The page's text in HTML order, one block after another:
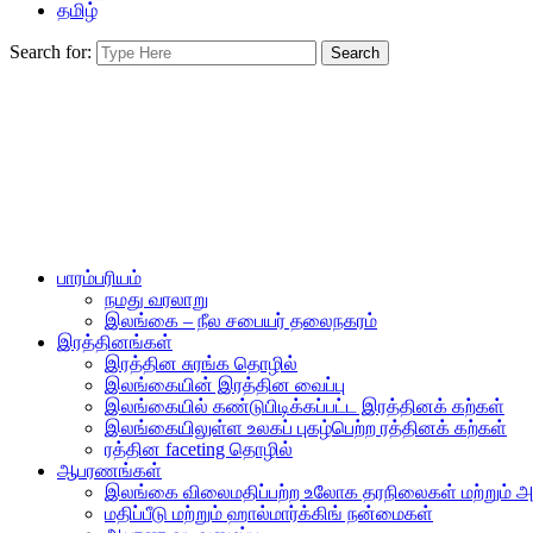
தமிழ்
Search for:
பாரம்பரியம்
நமது வரலாறு
இலங்கை – நீல சபையர் தலைநகரம்
இரத்தினங்கள்
இரத்தின சுரங்க தொழில்
இலங்கையின் இரத்தின வைப்பு
இலங்கையில் கண்டுபிடிக்கப்பட்ட இரத்தினக் கற்கள்
இலங்கையிலுள்ள உலகப் புகழ்பெற்ற ரத்தினக் கற்கள்
ரத்தின faceting தொழில்
ஆபரணங்கள்
இலங்கை விலைமதிப்பற்ற உலோக தரநிலைகள் மற்றும்
மதிப்பீடு மற்றும் ஹால்மார்க்கிங் நன்மைகள்